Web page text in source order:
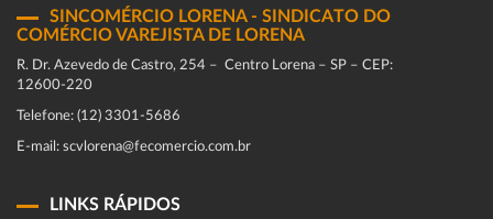
SINCOMÉRCIO LORENA - SINDICATO DO
COMÉRCIO VAREJISTA DE LORENA
R. Dr. Azevedo de Castro, 254 – Centro Lorena – SP – CEP:
12600-220
Telefone: (12) 3301-5686
E-mail: scvlorena@fecomercio.com.br
LINKS RÁPIDOS